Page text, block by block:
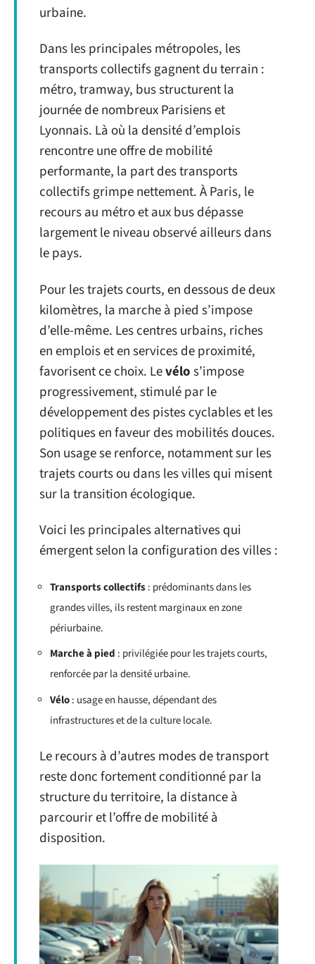
urbaine.
Dans les principales métropoles, les
transports collectifs gagnent du terrain :
métro, tramway, bus structurent la
journée de nombreux Parisiens et
Lyonnais. Là où la densité d’emplois
rencontre une offre de mobilité
performante, la part des transports
collectifs grimpe nettement. À Paris, le
recours au métro et aux bus dépasse
largement le niveau observé ailleurs dans
le pays.
Pour les trajets courts, en dessous de deux
kilomètres, la marche à pied s’impose
d’elle-même. Les centres urbains, riches
en emplois et en services de proximité,
favorisent ce choix. Levélos’impose
progressivement, stimulé par le
développement des pistes cyclables et les
politiques en faveur des mobilités douces.
Son usage se renforce, notamment sur les
trajets courts ou dans les villes qui misent
sur la transition écologique.
Voici les principales alternatives qui
émergent selon la configuration des villes :
Transports collectifs: prédominants dans les
grandes villes, ils restent marginaux en zone
périurbaine.
Marche à pied : privilégiée pour les trajets courts,
renforcée par la densité urbaine.
Vélo: usage en hausse, dépendant des
infrastructures et de la culture locale.
Le recours à d’autres modes de transport
reste donc fortement conditionné par la
structure du territoire, la distance à
parcourir et l’offre de mobilité à
disposition.